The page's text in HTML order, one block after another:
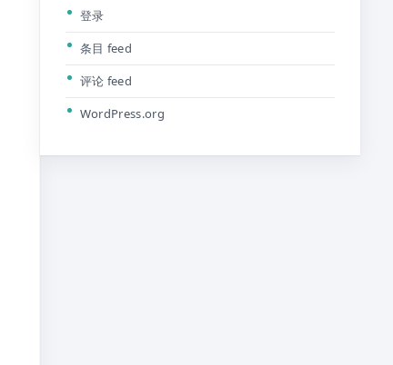
登录
条目 feed
评论 feed
WordPress.org